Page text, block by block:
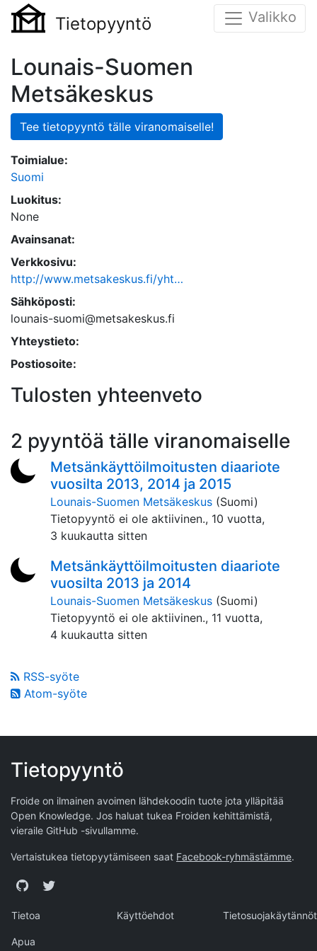
Tietopyyntö Valikko
Lounais-Suomen
Metsäkeskus
Tee tietopyyntö tälle viranomaiselle!
Toimialue:
Suomi
Luokitus:
None
Avainsanat:
Verkkosivu:
http://www.metsakeskus.fi/yht…
Sähköposti:
lounais-suomi@metsakeskus.fi
Yhteystieto:
Postiosoite:
Tulosten yhteenveto
2 pyyntöä tälle viranomaiselle
Metsänkäyttöilmoitusten diaariote
vuosilta 2013, 2014 ja 2015
Lounais-Suomen Metsäkeskus (Suomi)
Tietopyyntö ei ole aktiivinen., 10 vuotta,
3 kuukautta sitten
Metsänkäyttöilmoitusten diaariote
vuosilta 2013 ja 2014
Lounais-Suomen Metsäkeskus (Suomi)
Tietopyyntö ei ole aktiivinen., 11 vuotta,
4 kuukautta sitten
RSS-syöte
Atom-syöte
Tietopyyntö
Froide on ilmainen avoimen lähdekoodin tuote jota ylläpitää
Open Knowledge. Jos haluat tukea Froiden kehittämistä,
vieraile GitHub -sivullamme.
Vertaistukea tietopyytämiseen saat Facebook-ryhmästämme.
GitHubTwitter
Tietoa Käyttöehdot Tietosuojakäytännöt
Apua